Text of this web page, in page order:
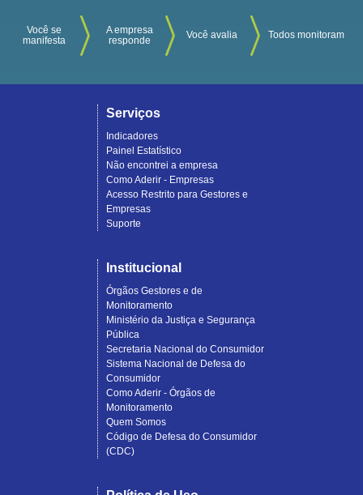
Você se
manifesta
A empresa
responde
Você avalia Todos monitoram
Serviços
Indicadores
Painel Estatístico
Não encontrei a empresa
Como Aderir - Empresas
Acesso Restrito para Gestores e
Empresas
Suporte
Institucional
Órgãos Gestores e de
Monitoramento
Ministério da Justiça e Segurança
Pública
Secretaria Nacional do Consumidor
Sistema Nacional de Defesa do
Consumidor
Como Aderir - Órgãos de
Monitoramento
Quem Somos
Código de Defesa do Consumidor
(CDC)